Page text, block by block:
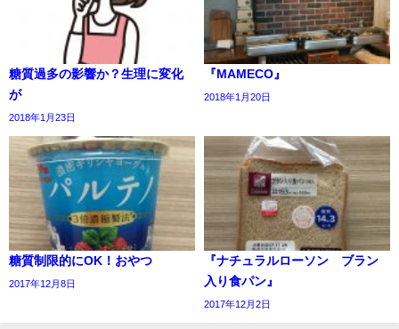
糖質過多の影響か？生理に変化
が
2018年1月23日
『MAMECO』
2018年1月20日
糖質制限的にOK！おやつ
2017年12月8日
『ナチュラルローソン ブラン
入り食パン』
2017年12月2日